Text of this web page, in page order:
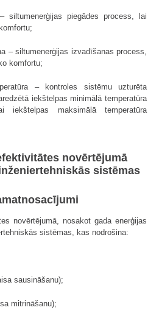
siltumenerģijas piegādes process, lai
– siltumenerģijas izvadīšanas process,
komfortu;
– kontroles sistēmu uzturēta
iekštelpas minimālā temperatūra
iekštelpas maksimālā temperatūra
novērtējumā
sistēmas
novērtējumā, nosakot gada enerģijas
sistēmas, kas nodrošina:
sausināšanu);
mitrināšanu);